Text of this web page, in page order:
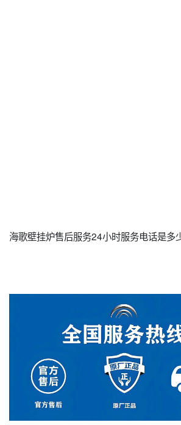
海歌壁挂炉售后服务24小时服务电话是多